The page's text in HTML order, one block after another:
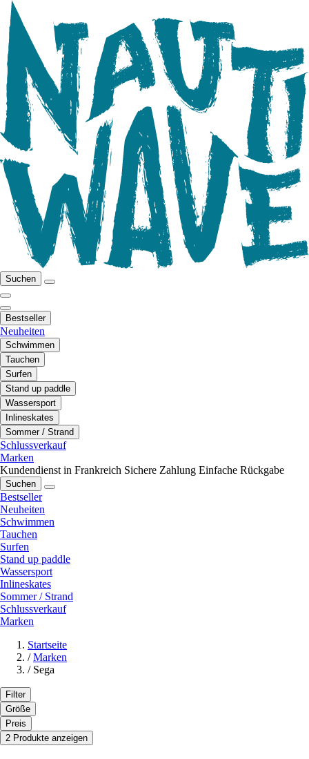
Suchen
Bestseller
Neuheiten
Schwimmen
Tauchen
Surfen
Stand up paddle
Wassersport
Inlineskates
Sommer / Strand
Schlussverkauf
Marken
Kundendienst in Frankreich Sichere Zahlung Einfache Rückgabe
Suchen
Bestseller
Neuheiten
Schwimmen
Tauchen
Surfen
Stand up paddle
Wassersport
Inlineskates
Sommer / Strand
Schlussverkauf
Marken
Startseite
/ Marken
/ Sega
Filter
Größe
Preis
2 Produkte anzeigen